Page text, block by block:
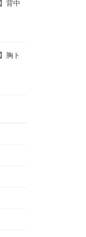
背中
胸ト